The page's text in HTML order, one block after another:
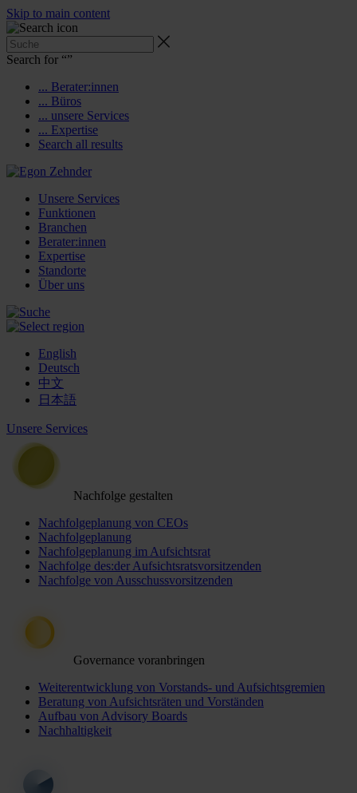
Skip to main content
Search for “”
... Berater:innen
... Büros
... unsere Services
... Expertise
Search all results
Unsere Services
Funktionen
Branchen
Berater:innen
Expertise
Standorte
Über uns
English
Deutsch
中文
日本語
Unsere Services
Nachfolge gestalten
Nachfolgeplanung von CEOs
Nachfolgeplanung
Nachfolgeplanung im Aufsichtsrat
Nachfolge des:der Aufsichtsratsvorsitzenden
Nachfolge von Ausschussvorsitzenden
Governance voranbringen
Weiterentwicklung von Vorstands- und Aufsichtsgremien
Beratung von Aufsichtsräten und Vorständen
Aufbau von Advisory Boards
Nachhaltigkeit